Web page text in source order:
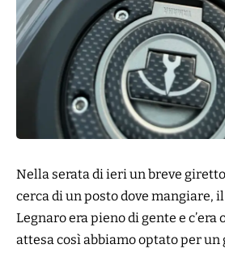
Nella serata di ieri un breve
cerca di un posto dove mangiare,
Legnaro era pieno di gente e c’era
attesa così abbiamo optato per un